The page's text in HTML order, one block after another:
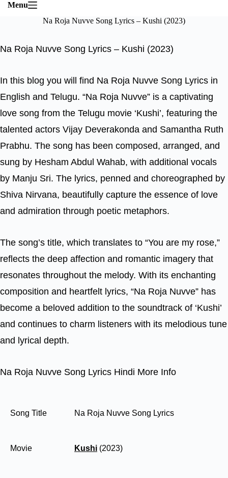
Menu
Na Roja Nuvve Song Lyrics – Kushi (2023)
Na Roja Nuvve Song Lyrics – Kushi (2023)
In this blog you will find Na Roja Nuvve Song Lyrics in
English and Telugu. “Na Roja Nuvve” is a captivating
love song from the Telugu movie ‘Kushi’, featuring the
talented actors Vijay Deverakonda and Samantha Ruth
Prabhu. The song has been composed, arranged, and
sung by Hesham Abdul Wahab, with additional vocals
by Manju Sri. The lyrics, penned and choreographed by
Shiva Nirvana, beautifully capture the essence of love
and admiration through poetic metaphors.
The song’s title, which translates to “You are my rose,”
reflects the deep affection and romantic imagery that
resonates throughout the melody. With its enchanting
composition and heartfelt lyrics, “Na Roja Nuvve” has
become a beloved addition to the soundtrack of ‘Kushi’
and continues to charm listeners with its melodious tune
and lyrical depth.
Na Roja Nuvve Song Lyrics Hindi More Info
Song Title Na Roja Nuvve Song Lyrics
Movie Kushi (2023)